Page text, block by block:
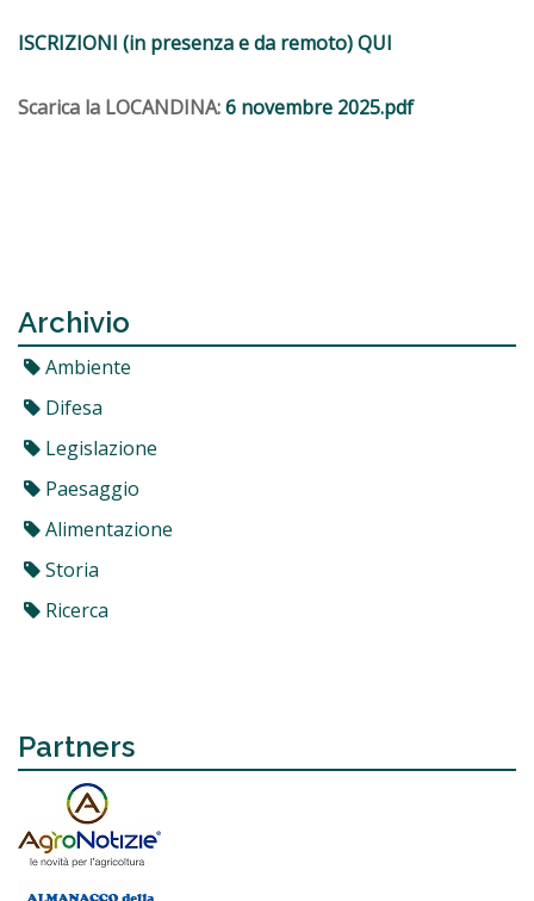
ISCRIZIONI (in presenza e da remoto) QUI
Scarica la LOCANDINA:6 novembre 2025.pdf
Archivio
Ambiente
Difesa
Legislazione
Paesaggio
Alimentazione
Storia
Ricerca
Partners